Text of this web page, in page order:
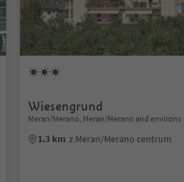
Wiesengrund
Meran/Merano, Meran/Merano and environs
1.3 km z Meran/Merano centrum